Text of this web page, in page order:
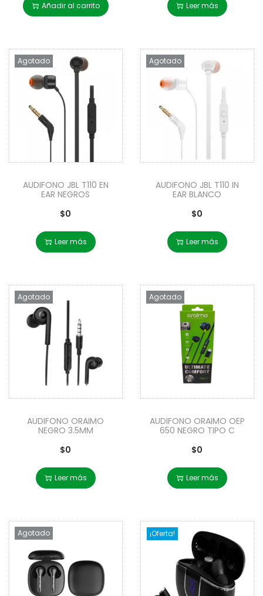
Añadir al carrito Leer más
Agotado
AUDIFONO JBL T110 EN
EAR NEGROS
$0
Leer más
Agotado
AUDIFONO JBL T110 IN
EAR BLANCO
$0
Leer más
Agotado
AUDIFONO ORAIMO
NEGRO 3.5MM
$0
Leer más
Agotado
AUDIFONO ORAIMO OEP
650 NEGRO TIPO C
$0
Leer más
Agotado ¡Oferta!